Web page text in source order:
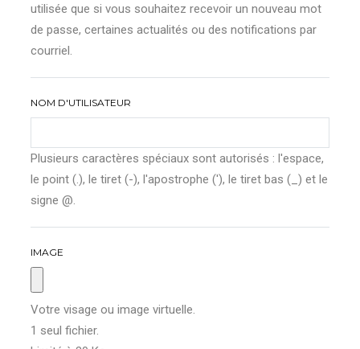
utilisée que si vous souhaitez recevoir un nouveau mot
de passe, certaines actualités ou des notifications par
courriel.
NOM D'UTILISATEUR
Plusieurs caractères spéciaux sont autorisés : l'espace,
le point (.), le tiret (-), l'apostrophe ('), le tiret bas (_) et le
signe @.
IMAGE
Votre visage ou image virtuelle.
1 seul fichier.